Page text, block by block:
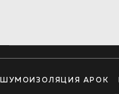
ШУМОИЗОЛЯЦИЯ АРОК